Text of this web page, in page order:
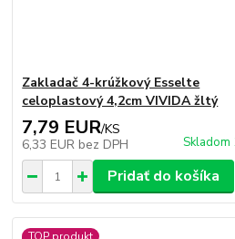
Zakladač 4-krúžkový Esselte
celoplastový 4,2cm VIVIDA žltý
7,79 EUR/KS
6,33 EUR bez DPH Skladom
Pridať do košíka